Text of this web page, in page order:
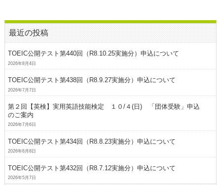
最近の投稿
TOEIC公開テスト第440回（R8.10.25実施分）申込について
2026年8月4日
TOEIC公開テスト第438回（R8.9.27実施分）申込について
2026年7月7日
第２回【英検】実用英語技能検定 １０/４(日) 「団体受験」申込
のご案内
2026年7月6日
TOEIC公開テスト第434回（R8.8.23実施分）申込について
2026年6月8日
TOEIC公開テスト第432回（R8.7.12実施分）申込について
2026年5月7日